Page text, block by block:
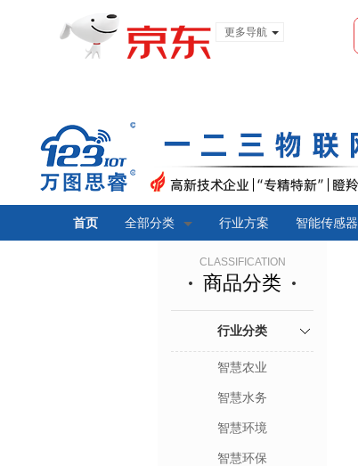
更多导航
首页 全部分类 行业方案 智能传感器
CLASSIFICATION
商品分类
行业分类
智慧农业
智慧水务
智慧环境
智慧环保